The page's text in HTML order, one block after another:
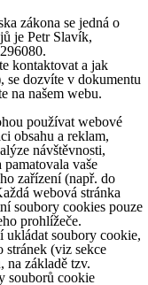
zákona se jedná o
je Petr Slavík,
kontaktovat a jak
se dozvíte v dokumentu
na našem webu.
používat webové
obsahu a reklam,
návštěvnosti,
vaše
zařízení (např. do
webová stránka
soubory cookies pouze
prohlížeče.
ukládat soubory cookie,
stránek (viz sekce
na základě tzv.
souborů cookie